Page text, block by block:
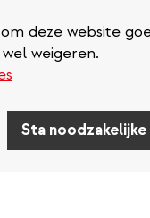
deze website
weigeren.
Sta